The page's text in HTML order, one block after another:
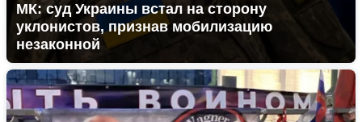
МК: суд Украины встал на сторону
уклонистов, признав мобилизацию
незаконной